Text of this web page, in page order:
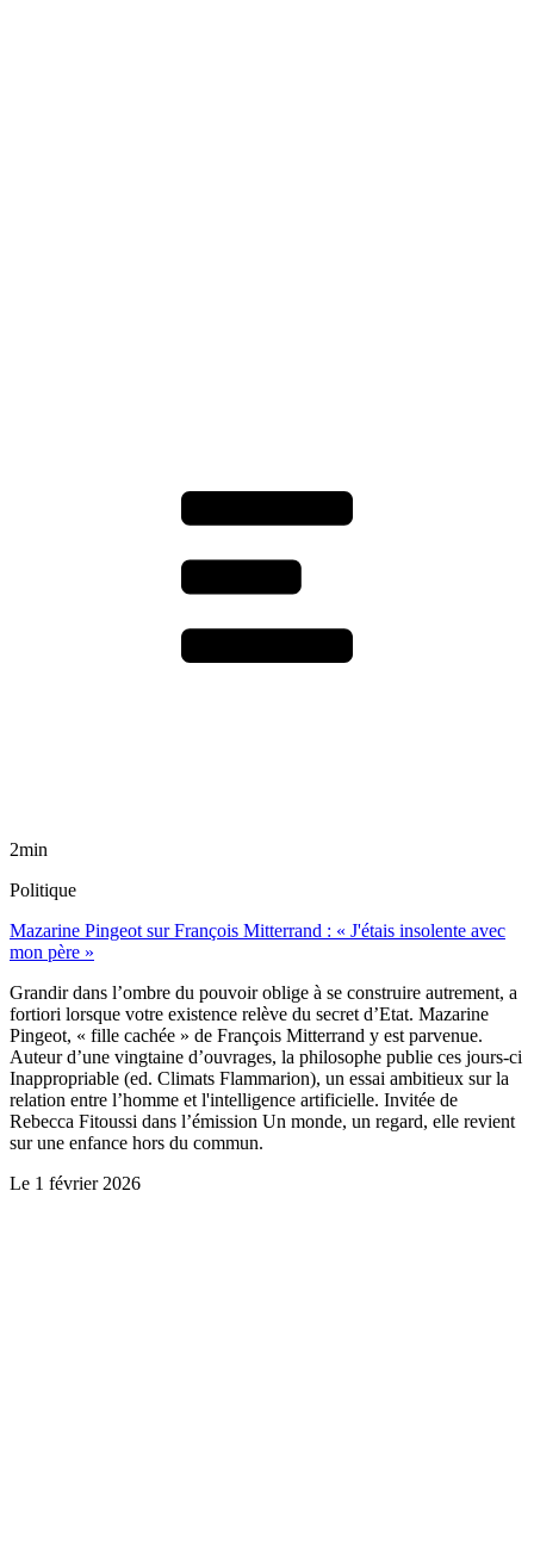
2min
Politique
Mazarine Pingeot sur François Mitterrand : « J'étais insolente avec
mon père »
Grandir dans l’ombre du pouvoir oblige à se construire autrement, a
fortiori lorsque votre existence relève du secret d’Etat. Mazarine
Pingeot, « fille cachée » de François Mitterrand y est parvenue.
Auteur d’une vingtaine d’ouvrages, la philosophe publie ces jours-ci
Inappropriable (ed. Climats Flammarion), un essai ambitieux sur la
relation entre l’homme et l'intelligence artificielle. Invitée de
Rebecca Fitoussi dans l’émission Un monde, un regard, elle revient
sur une enfance hors du commun.
Le 1 février 2026